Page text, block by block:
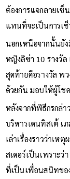
ต้องการแจกลายเ
แทนที่จะเป็นการเ
นอกเหนือจากนั้นยั
หญิงลิซ่า 10 รางวัล
สุดท้ายคือรางวัล พ
ด้วยกัน มอบให้ผู้โช
หลังจากที่พิธีกรกล่
บริหารเดนทิสเต้ เภ
เล่าเรื่องราวว่าเห
สเดอร์เป็นเพราะ
ที่เป็นเพื่อนสนิทขอ